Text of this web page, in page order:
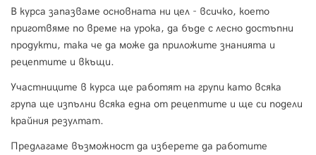
В курса запазваме основната ни цел - всичко, което
приготвяме по време на урока, да бъде с лесно достъпни
продукти, така че да може да приложите знанията и
рецептите и вкъщи.
Участниците в курса ще работят на групи като всяка
група ще изпълни всяка една от рецептите и ще си подели
крайния резултат.
Предлагаме възможност да изберете да работите